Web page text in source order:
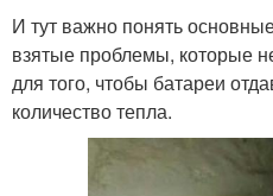
И тут важно понять
взятые проблемы, которые
для того, чтобы батареи
количество тепла.